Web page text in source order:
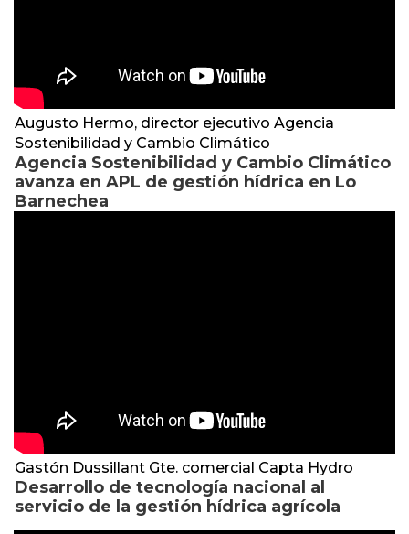
Augusto Hermo, director ejecutivo Agencia
Sostenibilidad y Cambio Climático
Agencia Sostenibilidad y Cambio Climático
avanza en APL de gestión hídrica en Lo
Barnechea
Gastón Dussillant Gte. comercial Capta Hydro
Desarrollo de tecnología nacional al
servicio de la gestión hídrica agrícola